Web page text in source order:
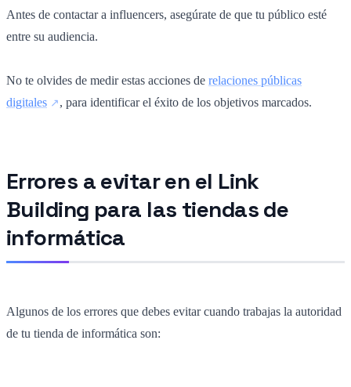
Antes de contactar a influencers, asegúrate de que tu público esté
entre su audiencia.
No te olvides de medir estas acciones de relaciones públicas
digitales
, para identificar el éxito de los objetivos marcados.
Errores a evitar en el Link
Building para las tiendas de
informática
Algunos de los errores que debes evitar cuando trabajas la autoridad
de tu tienda de informática son: